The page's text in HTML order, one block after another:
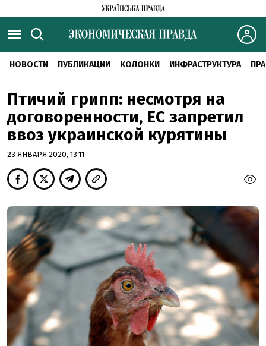
НОВОСТИ ПУБЛИКАЦИИ КОЛОНКИ ИНФРАСТРУКТУРА
Птичий грипп: несмотря на
договоренности, ЕС запретил
ввоз украинской курятины
23 ЯНВАРЯ 2020, 13:11